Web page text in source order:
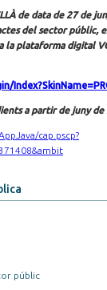
de data de 27 de
del sector públic,
plataforma digital
a partir de juny de
cap.pscp?
públic